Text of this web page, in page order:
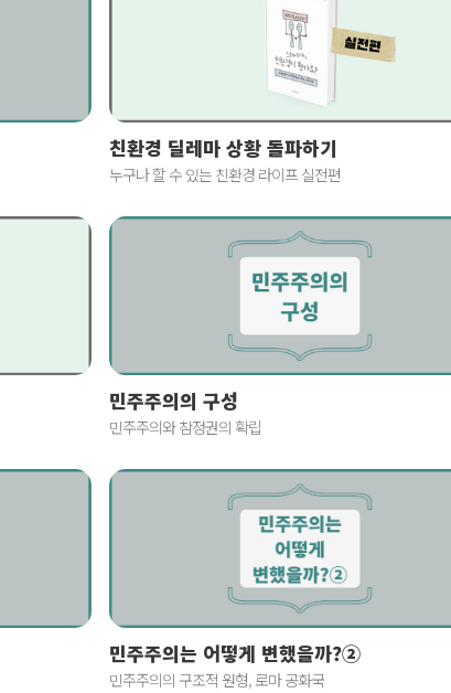
친환경 딜레마 상황 돌파하기
누구나 할 수 있는 친환경 라이프 실전편
민주주의의 구성
민주주의와 참정권의 확립
민주주의는 어떻게 변했을까?②
민주주의의 구조적 원형, 로마 공화국